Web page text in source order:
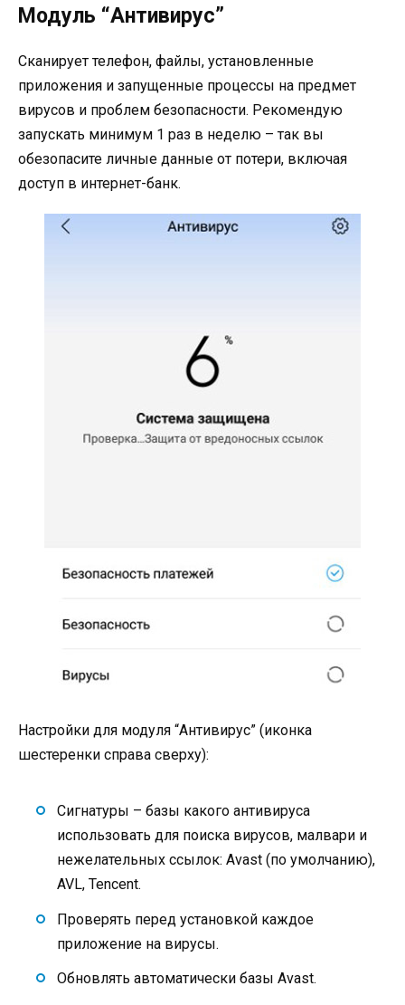
Модуль “Антивирус”
Сканирует телефон, файлы, установленные
приложения и запущенные процессы на предмет
вирусов и проблем безопасности. Рекомендую
запускать минимум 1 раз в неделю – так вы
обезопасите личные данные от потери, включая
доступ в интернет-банк.
Настройки для модуля “Антивирус” (иконка
шестеренки справа сверху):
Сигнатуры – базы какого антивируса
использовать для поиска вирусов, малвари и
нежелательных ссылок: Avast (по умолчанию),
AVL, Tencent.
Проверять перед установкой каждое
приложение на вирусы.
Обновлять автоматически базы Avast.